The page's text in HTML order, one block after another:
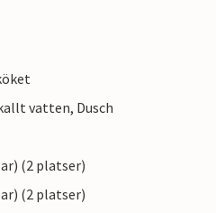
vatten, Dusch
(2 platser)
(2 platser)